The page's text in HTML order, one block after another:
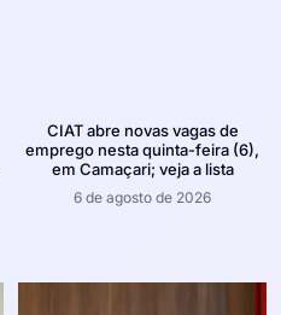
CIAT abre novas vagas de
emprego nesta quinta-feira (6),
em Camaçari; veja a lista
6 de agosto de 2026